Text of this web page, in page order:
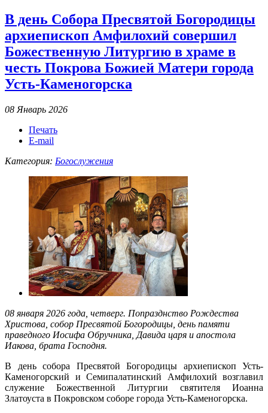
В день Собора Пресвятой Богородицы
архиепископ Амфилохий совершил
Божественную Литургию в храме в
честь Покрова Божией Матери города
Усть-Каменогорска
08 Январь 2026
Печать
E-mail
Категория: Богослужения
08 января 2026 года, четверг. Попразднство Рождества
Христова, собор Пресвятой Богородицы, день памяти
праведного Иосифа Обручника, Давида царя и апостола
Иакова, брата Господня.
В день собора Пресвятой Богородицы архиепископ Усть-
Каменогорский и Семипалатинский Амфилохий возглавил
служение Божественной Литургии святителя Иоанна
Златоуста в Покровском соборе города Усть-Каменогорска.